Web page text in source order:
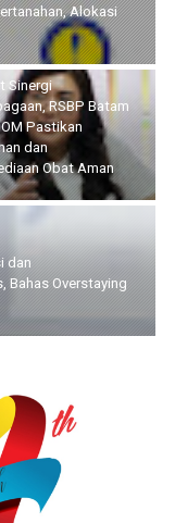
Memutus
Terima Kunker
dan
Kemenko
Imipas, Bahas
dan KUHP Baru
Bakti Sosial